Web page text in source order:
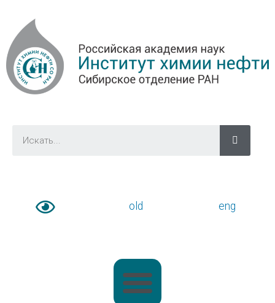
old eng